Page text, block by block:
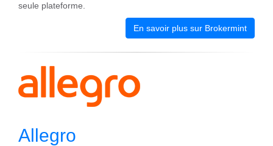
seule plateforme.
En savoir plus sur Brokermint
Allegro